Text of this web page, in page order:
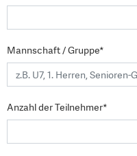
Mannschaft / Gruppe*
Anzahl der Teilnehmer*